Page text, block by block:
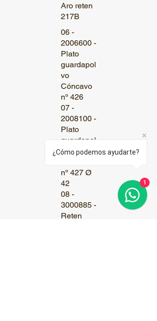
Aro reten
217B
06 -
2006600 -
Plato
guardapol
vo
Cóncavo
nº 426
07 -
2008100 -
Plato
guardapol
vo
nº 427 Ø
42
08 -
3000885 -
Reten
¿Cómo podemos ayudarte?
1